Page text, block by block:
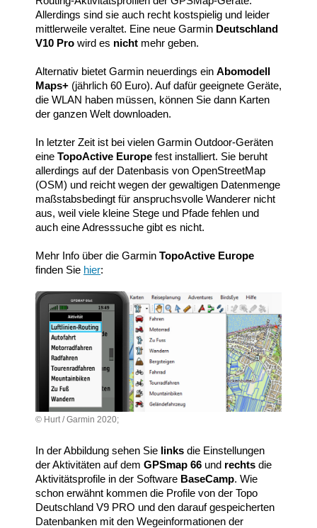
Allerdings sind sie auch recht kostspielig und leider
mittlerweile veraltet. Eine neue Garmin Deutschland
V10 Pro wird es nicht mehr geben.
Alternativ bietet Garmin neuerdings ein Abomodell
Maps+ (jährlich 60 Euro). Auf dafür geeignete Geräte,
die WLAN haben müssen, können Sie dann Karten
der ganzen Welt downloaden.
In letzter Zeit ist bei vielen Garmin Outdoor-Geräten
eine TopoActive Europe fest installiert. Sie beruht
allerdings auf der Datenbasis von OpenStreetMap
(OSM) und reicht wegen der gewaltigen Datenmenge
maßstabsbedingt für anspruchsvolle Wanderer nicht
aus, weil viele kleine Stege und Pfade fehlen und
auch eine Adresssuche gibt es nicht.
Mehr Info über die Garmin TopoActive Europe
finden Sie hier:
© Hurt / Garmin 2020;
In der Abbildung sehen Sie links die Einstellungen
der Aktivitäten auf dem GPSmap 66 und rechts die
Aktivitätsprofile in der Software BaseCamp. Wie
schon erwähnt kommen die Profile von der Topo
Deutschland V9 PRO und den darauf gespeicherten
Datenbanken mit den Wegeinformationen der